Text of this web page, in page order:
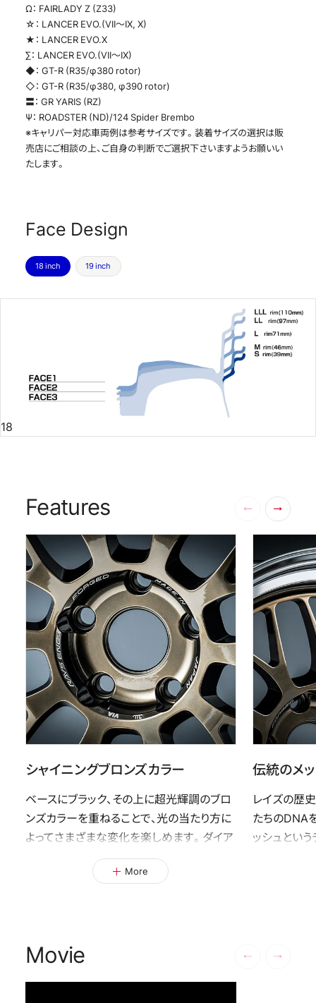
Ω： FAIRLADY Z (Z33)
☆： LANCER EVO.(VII～IX, X)
★： LANCER EVO.X
∑： LANCER EVO.(VII～IX)
◆： GT-R (R35/φ380 rotor)
◇： GT-R (R35/φ380, φ390 rotor)
〓： GR YARIS (RZ)
Ψ： ROADSTER (ND)/124 Spider Brembo
※キャリパー対応車両例は参考サイズです。装着サイズの選択は販
売店にご相談の上、ご自身の判断でご選択下さいますようお願いい
たします。
Face Design
18 inch 19 inch
18
Features
シャイニングブロンズカラー
ベースにブラック、その上に超光輝調のブロ
ンズカラーを重ねることで、光の当たり方に
よってさまざまな変化を楽しめます。ダイア
モンドカットリムと超光輝調ディスクのハイト
ーンなコントラストで存在感を放ちます。
More
伝統のメ
レイズの歴
たちのDNA
ッシュとい
Movie